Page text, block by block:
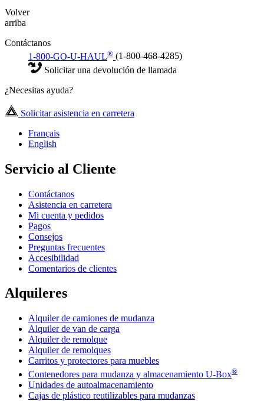
Volver
arriba
Contáctanos
1-800-GO-U-HAUL® (1-800-468-4285)
Solicitar una devolución de llamada
¿Necesitas ayuda?
Solicitar asistencia en carretera
Français
English
Servicio al Cliente
Contáctanos
Asistencia en carretera
Mi cuenta y pedidos
Pagos
Consejos
Preguntas frecuentes
Accesibilidad
Comentarios de clientes
Alquileres
Alquiler de camiones de mudanza
Alquiler de van de carga
Alquiler de remolque
Alquiler de remolques
Carritos y protectores para muebles
Contenedores para mudanza y almacenamiento U-Box®
Unidades de autoalmacenamiento
Cajas de plástico reutilizables para mudanzas